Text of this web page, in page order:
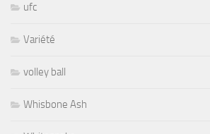
ufc
Variété
volley ball
Whisbone Ash